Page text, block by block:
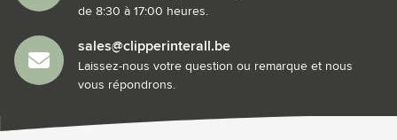
de 8:30 à 17:00 heures.
sales@clipperinterall.be
Laissez-nous votre question ou remarque et nous
vous répondrons.